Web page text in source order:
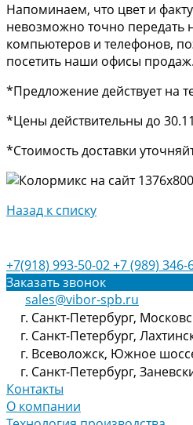
Напоминаем, что цвет и
невозможно точно передать
компьютеров и телефонов,
посетить наши офисы продаж.
*Предложение действует на
*Цены действительны до
*Стоимость доставки
Назад к списку
+7(918) 993-50-02+7 (989) 346-
Заказать звонок
sales@vibor-spb.ru
г. Санкт-Петербург,
г. Санкт-Петербург,
г. Всеволожск, Южное
г. Санкт-Петербург,
Контакты
О компании